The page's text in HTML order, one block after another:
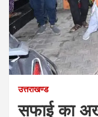
उत्तराखण्ड
सफाई का